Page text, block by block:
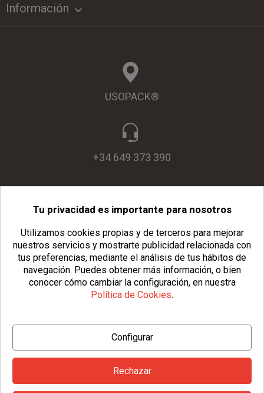
Información 
USOPACK®
+34 649 373 390
info@usopack.com
© Copyright 2026 Usopack® | Aviso Legal
| Política de Cookies| Configurar Cookies |
Condiciones Generales
Tu privacidad es importante para nosotros
Utilizamos cookies propias y de terceros para mejorar
nuestros servicios y mostrarte publicidad relacionada con
tus preferencias, mediante el análisis de tus hábitos de
navegación. Puedes obtener más información, o bien
conocer cómo cambiar la configuración, en nuestra
Política de Cookies.
Configurar
Rechazar